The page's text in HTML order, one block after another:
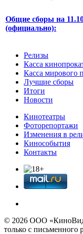
Общие сборы на
(официально):
Релизы
Касса
Касса мирового
Лучшие сборы
Итоги
Новости
Кинотеатры
Фоторепортажи
Изменения в
Кинособытия
Контакты
© 2026 OOО
только с письменного